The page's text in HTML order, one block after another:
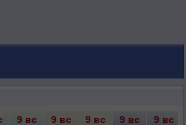
9 вс 9 вс 9 вс 9 вс 9 вс